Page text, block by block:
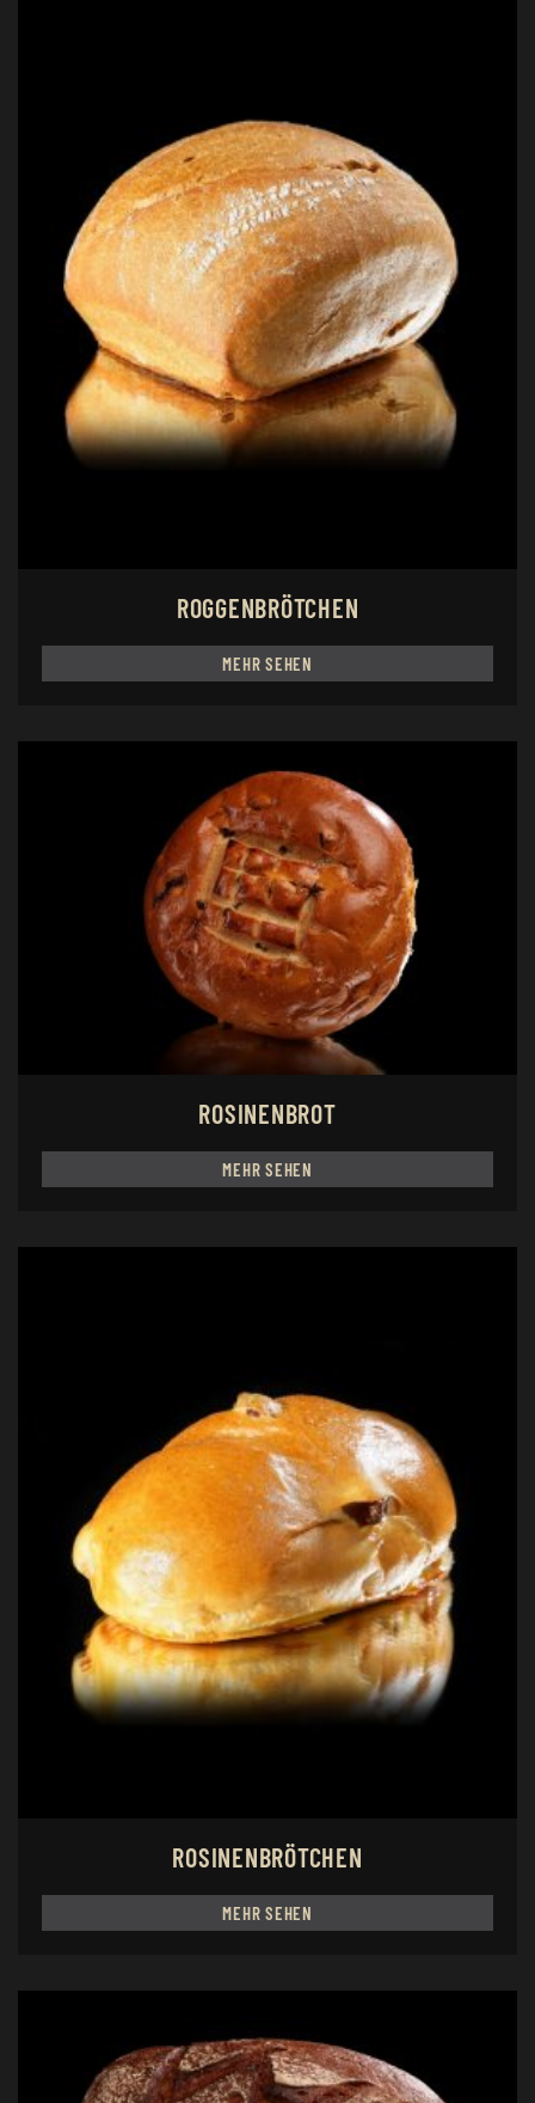
ROGGENBRÖTCHEN
MEHR SEHEN
ROSINENBROT
MEHR SEHEN
ROSINENBRÖTCHEN
MEHR SEHEN